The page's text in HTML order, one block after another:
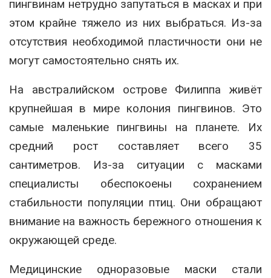
пингвинам нетрудно запутаться в масках и при
этом крайне тяжело из них выбраться. Из-за
отсутствия необходимой пластичности они не
могут самостоятельно снять их.
На австралийском острове Филиппа живёт
крупнейшая в мире колония пингвинов. Это
самые маленькие пингвины на планете. Их
средний рост составляет всего 35
сантиметров. Из-за ситуации с масками
специалисты обеспокоены сохранением
стабильности популяции птиц. Они обращают
внимание на важность бережного отношения к
окружающей среде.
Медицинские одноразовые маски стали